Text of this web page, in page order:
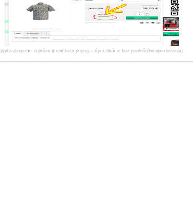
(vyhradzujeme si právo meniť tieto popisy a špecifikácie bez predošlého upozornenia)